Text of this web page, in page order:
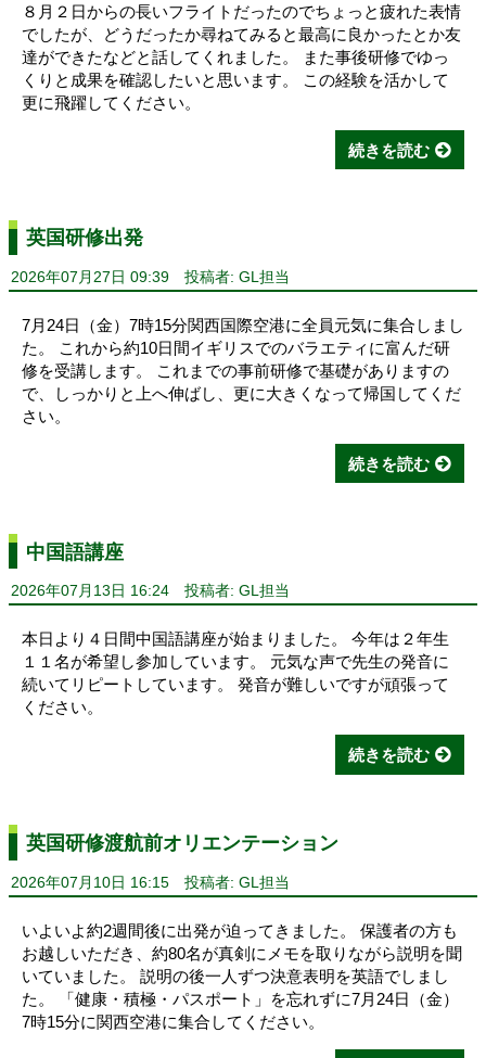
８月２日からの長いフライトだったのでちょっと疲れた表情
でしたが、どうだったか尋ねてみると最高に良かったとか友
達ができたなどと話してくれました。 また事後研修でゆっ
くりと成果を確認したいと思います。 この経験を活かして
更に飛躍してください。
続きを読む
英国研修出発
2026年07月27日 09:39 投稿者: GL担当
7月24日（金）7時15分関西国際空港に全員元気に集合しまし
た。 これから約10日間イギリスでのバラエティに富んだ研
修を受講します。 これまでの事前研修で基礎がありますの
で、しっかりと上へ伸ばし、更に大きくなって帰国してくだ
さい。
続きを読む
中国語講座
2026年07月13日 16:24 投稿者: GL担当
本日より４日間中国語講座が始まりました。 今年は２年生
１１名が希望し参加しています。 元気な声で先生の発音に
続いてリピートしています。 発音が難しいですが頑張って
ください。
続きを読む
英国研修渡航前オリエンテーション
2026年07月10日 16:15 投稿者: GL担当
いよいよ約2週間後に出発が迫ってきました。 保護者の方も
お越しいただき、約80名が真剣にメモを取りながら説明を聞
いていました。 説明の後一人ずつ決意表明を英語でしまし
た。 「健康・積極・パスポート」を忘れずに7月24日（金）
7時15分に関西空港に集合してください。